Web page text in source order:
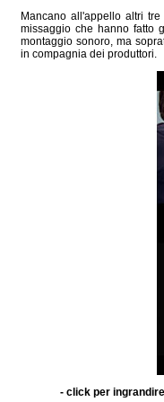
Mancano all'appello altri
missaggio che hanno fatto
montaggio sonoro, ma
in compagnia dei produttori.
- click per